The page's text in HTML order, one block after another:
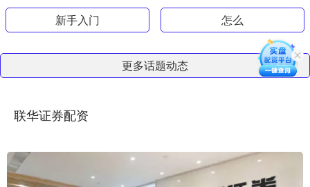
新手入门 怎么
更多话题动态
联华证券配资